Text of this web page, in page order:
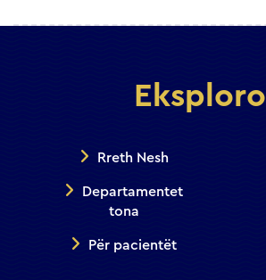
Eksploro
Rreth Nesh
Departamentet
tona
Për pacientët